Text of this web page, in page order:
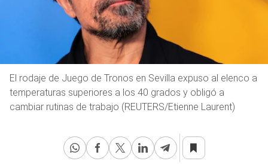
El rodaje de Juego de Tronos en Sevilla expuso al elenco a
temperaturas superiores a los 40 grados y obligó a
cambiar rutinas de trabajo (REUTERS/Etienne Laurent)